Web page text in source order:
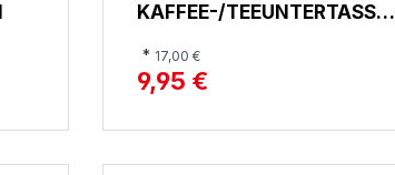
KAFFEE-/TEEUNTERTASSE,
* 17,00 €
9,95 €